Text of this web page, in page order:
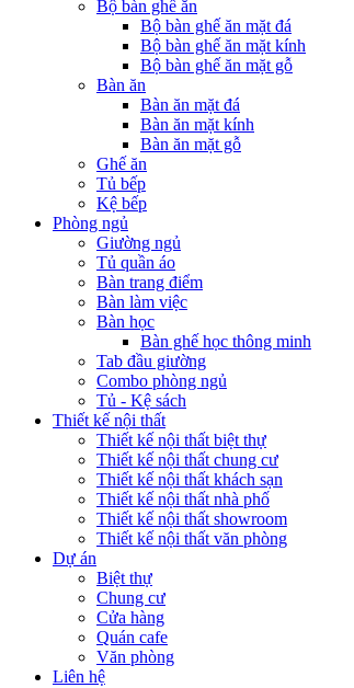
Bộ bàn ghế ăn
Bộ bàn ghế ăn mặt đá
Bộ bàn ghế ăn mặt kính
Bộ bàn ghế ăn mặt gỗ
Bàn ăn
Bàn ăn mặt đá
Bàn ăn mặt kính
Bàn ăn mặt gỗ
Ghế ăn
Tủ bếp
Kệ bếp
Phòng ngủ
Giường ngủ
Tủ quần áo
Bàn trang điểm
Bàn làm việc
Bàn học
Bàn ghế học thông minh
Tab đầu giường
Combo phòng ngủ
Tủ - Kệ sách
Thiết kế nội thất
Thiết kế nội thất biệt thự
Thiết kế nội thất chung cư
Thiết kế nội thất khách sạn
Thiết kế nội thất nhà phố
Thiết kế nội thất showroom
Thiết kế nội thất văn phòng
Dự án
Biệt thự
Chung cư
Cửa hàng
Quán cafe
Văn phòng
Liên hệ